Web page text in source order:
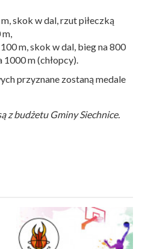
skok w dal, rzut piłeczką
m,
m, skok w dal, bieg na 800
m (chłopcy).
przyznane zostaną medale
z budżetu Gminy Siechnice.